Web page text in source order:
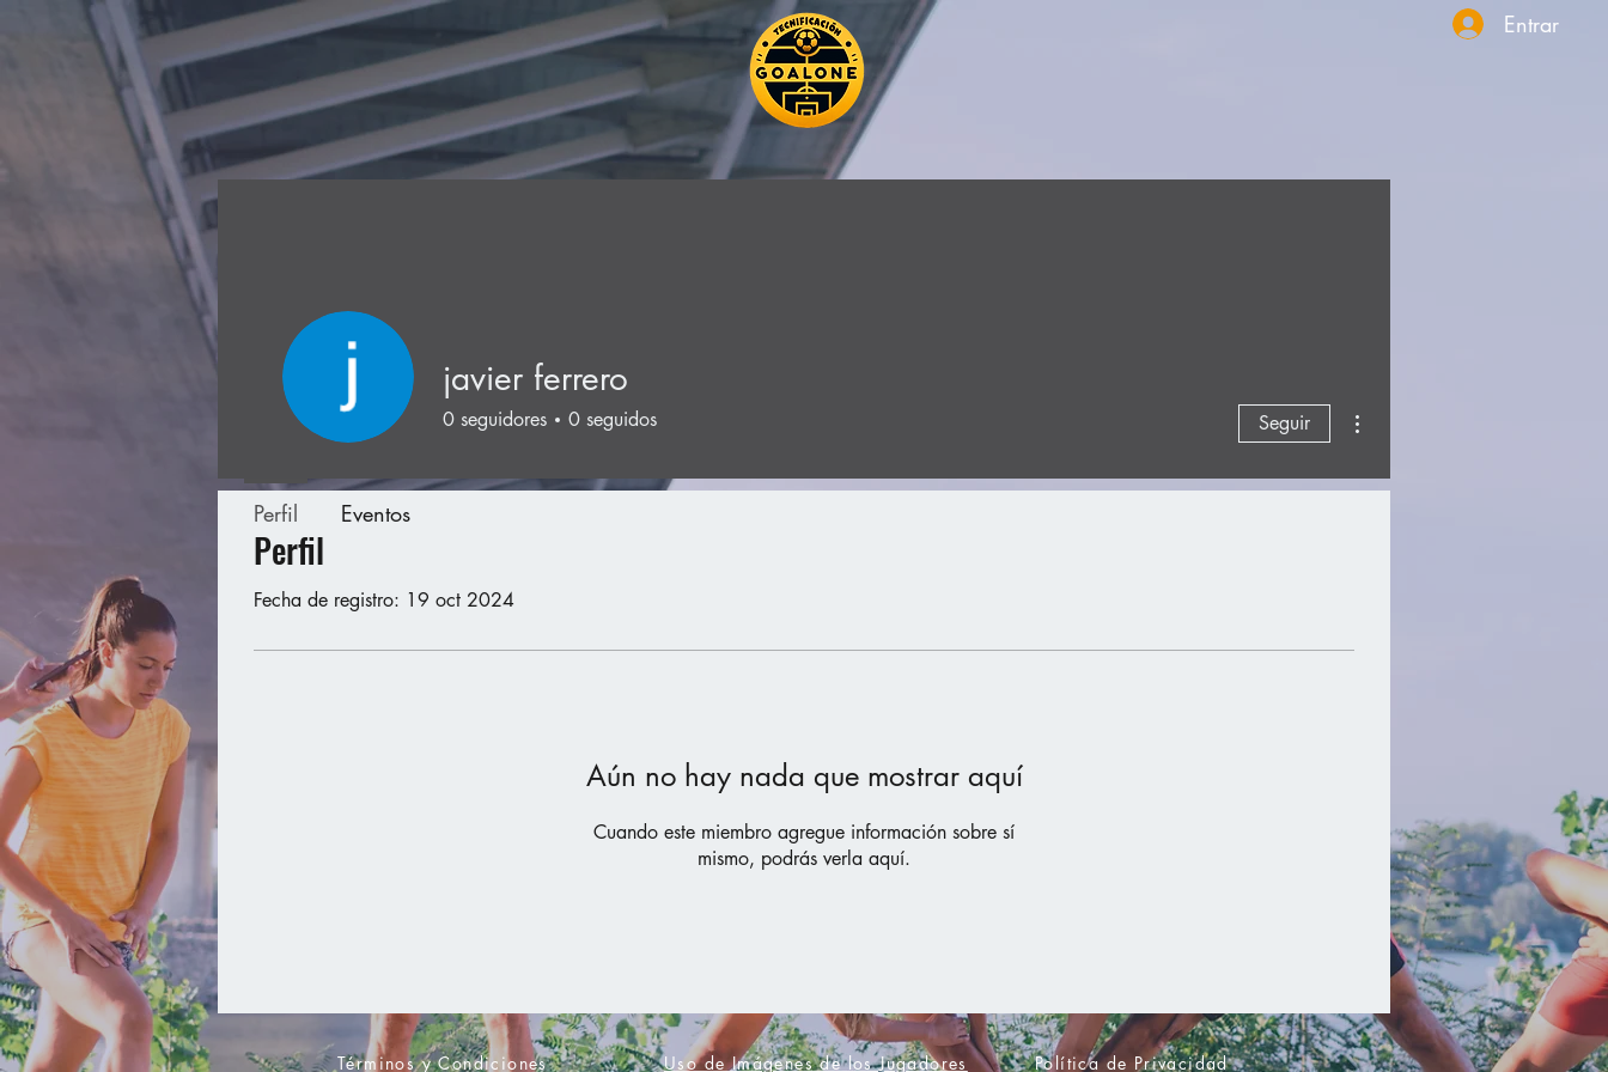
Entrar
Perfil
Fecha de registro: 19 oct 2024
Aún no hay nada que mostrar aquí
Cuando este miembro agregue información sobre sí
mismo, podrás verla aquí.
javier ferrero
0 seguidores 0 seguidos Seguir
Perfil Eventos
Términos y Condiciones Uso de Imágenes de los Jugadores Política de Privacidad